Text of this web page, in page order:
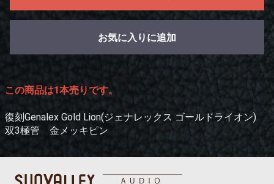
お気に入りに追加
この商品は1本売りです。
復刻Genalex Gold Lion(ジェナレックス ゴールドライオン)
双3極管 金メッキピン